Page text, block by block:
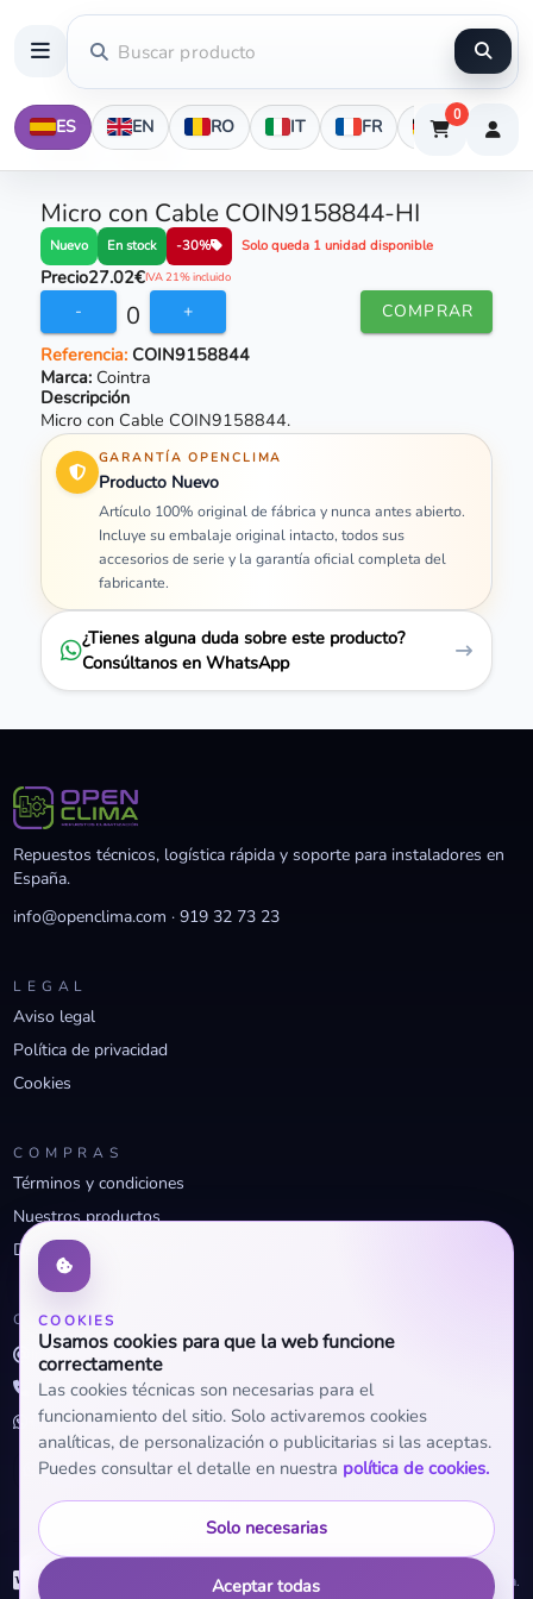
ES EN RO IT FR DE
0
Micro con Cable COIN9158844-HI
Nuevo En stock -30% Solo queda 1 unidad disponible
Precio27.02€IVA 21% incluido
- 0 + COMPRAR
Referencia:COIN9158844
Marca: Cointra
Descripción
Micro con Cable COIN9158844.
GARANTÍA OPENCLIMA
Producto Nuevo
Artículo 100% original de fábrica y nunca antes abierto.
Incluye su embalaje original intacto, todos sus
accesorios de serie y la garantía oficial completa del
fabricante.
¿Tienes alguna duda sobre este producto?
Consúltanos en WhatsApp
COOKIES
Usamos cookies para que la web funcione
correctamente
Las cookies técnicas son necesarias para el
funcionamiento del sitio. Solo activaremos cookies
analíticas, de personalización o publicitarias si las aceptas.
Puedes consultar el detalle en nuestra política de cookies.
Solo necesarias
Aceptar todas
Repuestos técnicos, logística rápida y soporte para instaladores en
España.
info@openclima.com ·919 32 73 23
LEGAL
Aviso legal
Política de privacidad
Cookies
COMPRAS
Términos y condiciones
Nuestros productos
Descuentos profesionales
CONTACTO
info@openclima.com
919 32 73 23
+34 623 56 04 93 (WhatsApp)
© 2026 OpenClima.